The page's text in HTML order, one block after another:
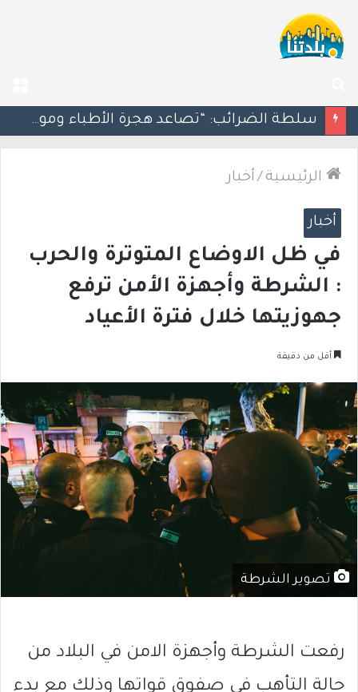
عن
مسؤول إسرائيلي: الحكومة اللبنانية وافقت على وجود الجيش الإسرائيلي داخل أراضيها
الرئيسية / أخبار
أخبار
في ظل الاوضاع المتوترة والحرب
: الشرطة وأجهزة الأمن ترفع
جهوزيتها خلال فترة الأعياد
أقل من دقيقة
تصوير الشرطة
رفعت الشرطة وأجهزة الامن في البلاد من
حالة التأهب في صفوق قواتها وذلك مع بدء